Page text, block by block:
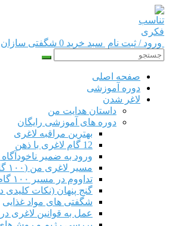
ورود / ثبت نام سبد خرید 0 شگفتی سازان
صفحه اصلی
دوره‌ آموزشی
لاغر شدن
داستان هدایت من
دوره های آموزشی رایگان
بهترین مراقبه لاغری
12 گام لاغری با ذهن
ورود به ضمیر
مسیر لاغری من (۱۰۰ گام)
تداووم در مسیر ۱۰۰ گام
گنج پنهان (نکات کلیدی
شگفتی های مواد غذایی
عمل به قوانین لاغری